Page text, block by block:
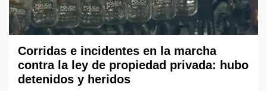
Corridas e incidentes en la marcha
contra la ley de propiedad privada: hubo
detenidos y heridos